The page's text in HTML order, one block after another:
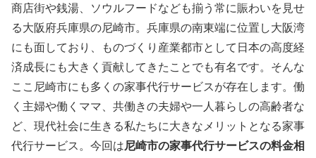
商店街や銭湯、ソウルフードなども揃う常に賑わいを見せ
る大阪府兵庫県の尼崎市。兵庫県の南東端に位置し大阪湾
にも面しており、ものづくり産業都市として日本の高度経
済成長にも大きく貢献してきたことでも有名です。そんな
ここ尼崎市にも多くの家事代行サービスが存在します。働
く主婦や働くママ、共働きの夫婦や一人暮らしの高齢者な
ど、現代社会に生きる私たちに大きなメリットとなる家事
代行サービス。今回は尼崎市の家事代行サービスの料金相